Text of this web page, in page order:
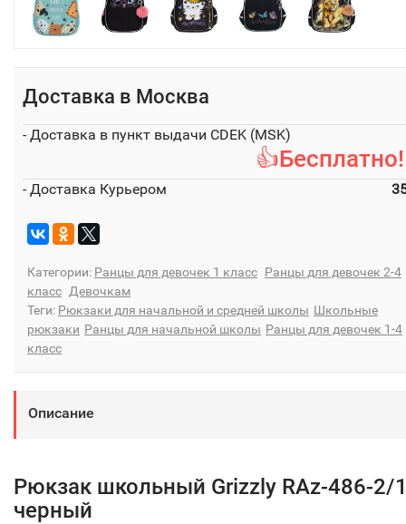
Доставка в Москва
- Доставка в пункт выдачи CDEK (MSK)
- Доставка Курьером
Категории: Ранцы для девочек 1 класс Ранцы для девочек 2-4
класс Девочкам
Теги: Рюкзаки для начальной и средней школы Школьные
рюкзаки Ранцы для начальной школы Ранцы для девочек 1-4
класс
Описание
Рюкзак школьный Grizzly RAz-486-2/
черный